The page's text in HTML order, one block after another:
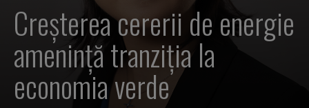
Creșterea cererii de energie
amenință tranziția la
economia verde